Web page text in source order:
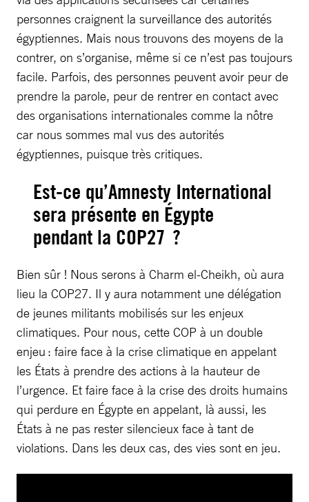
personnes craignent la surveillance des autorités
égyptiennes. Mais nous trouvons des moyens de la
contrer, on s’organise, même si ce n’est pas toujours
facile. Parfois, des personnes peuvent avoir peur de
prendre la parole, peur de rentrer en contact avec
des organisations internationales comme la nôtre
car nous sommes mal vus des autorités
égyptiennes, puisque très critiques.
Est-ce qu’Amnesty International
sera présente en Égypte
pendant la COP27 ?
Bien sûr ! Nous serons à Charm el-Cheikh, où aura
lieu la COP27. Il y aura notamment une délégation
de jeunes militants mobilisés sur les enjeux
climatiques. Pour nous, cette COP à un double
enjeu : faire face à la crise climatique en appelant
les États à prendre des actions à la hauteur de
l’urgence. Et faire face à la crise des droits humains
qui perdure en Égypte en appelant, là aussi, les
États à ne pas rester silencieux face à tant de
violations. Dans les deux cas, des vies sont en jeu.